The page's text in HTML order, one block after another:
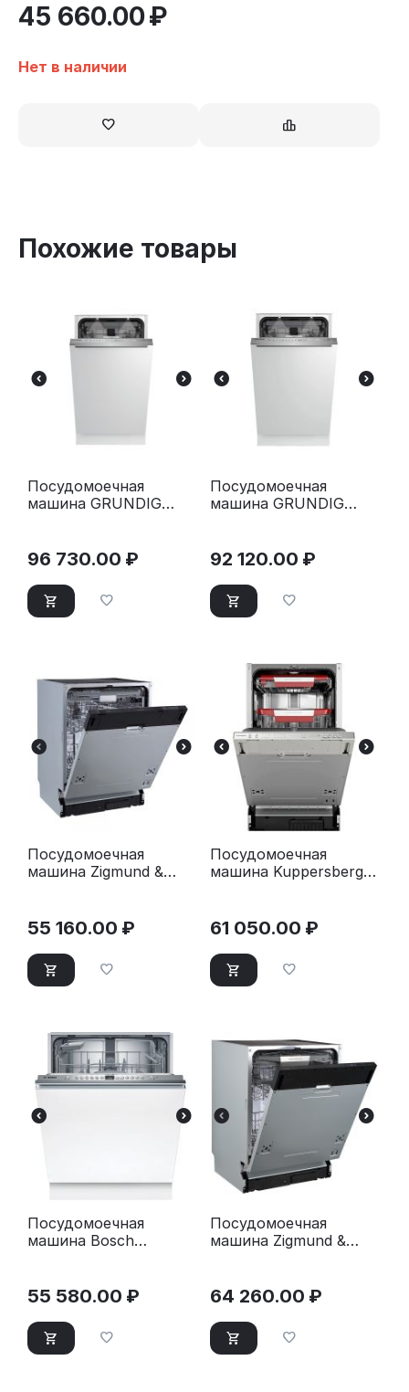
45 660.00₽
Нет в наличии
Похожие товары
Посудомоечная
машина GRUNDIG
96 730.00 ₽
Посудомоечная
машина GRUNDIG
92 120.00 ₽
Посудомоечная
машина Zigmund &
55 160.00 ₽
Посудомоечная
машина Kuppersberg
61 050.00 ₽
Посудомоечная
машина Bosch
55 580.00 ₽
Посудомоечная
машина Zigmund &
64 260.00 ₽